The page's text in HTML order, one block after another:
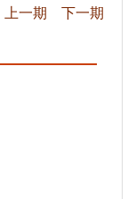
上一期
下一期